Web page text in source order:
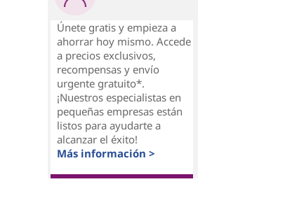
Únete gratis y empieza a
ahorrar hoy mismo. Accede
a precios exclusivos,
recompensas y envío
urgente gratuito*.
¡Nuestros especialistas en
pequeñas empresas están
listos para ayudarte a
alcanzar el éxito!
Más información >